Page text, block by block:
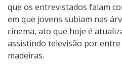
que os entrevistados falam
em que jovens subiam nas
cinema, ato que hoje é
assistindo televisão por
madeiras.